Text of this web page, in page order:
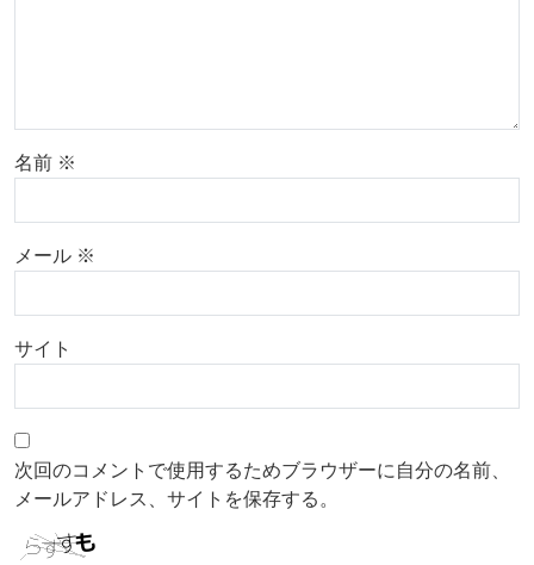
名前 ※
メール ※
サイト
次回のコメントで使用するためブラウザーに自分の名前、
メールアドレス、サイトを保存する。